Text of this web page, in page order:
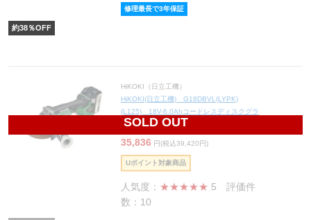
修理最長で3年保証
約38％OFF
SOLD OUT
HiKOKI（日立工機）
HiKOKI(日立工機) G18DBVL(LYPK)
(L125) 18V-6.0Ahコードレスディスクグラ
インダー125mm
35,836 円(税込39,420円)
Uポイント対象商品
人気度： ★★★★★ 5 評価件
数：10